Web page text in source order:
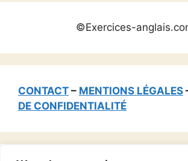
©Exercices-
CONTACT – MENTIONS LÉGALES
DE CONFIDENTIALITÉ